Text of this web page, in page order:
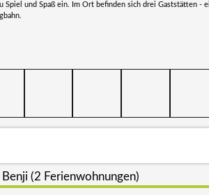
Spiel und Spaß ein. Im Ort befinden sich drei Gaststätten -
Benji (2 Ferienwohnungen)